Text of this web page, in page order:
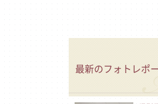
最新のフォトレポ